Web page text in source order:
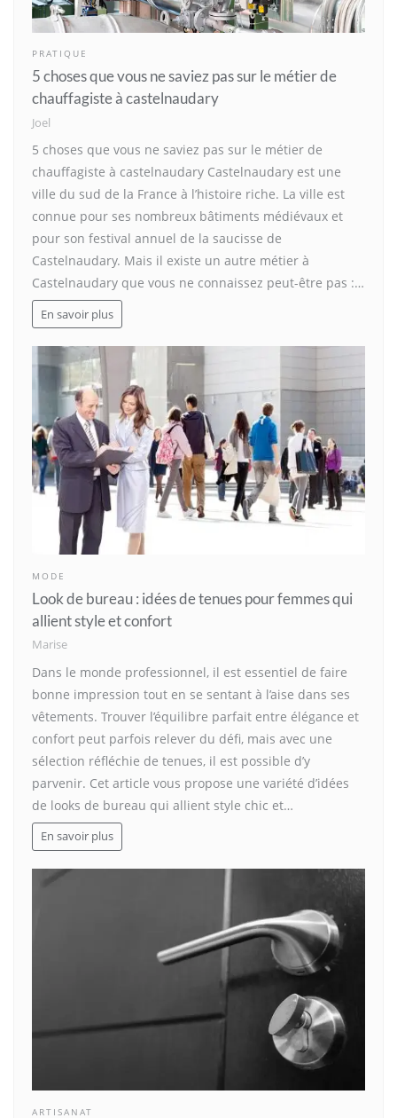
PRATIQUE
5 choses que vous ne saviez pas sur le métier de
chauffagiste à castelnaudary
Joel
5 choses que vous ne saviez pas sur le métier de
chauffagiste à castelnaudary Castelnaudary est une
ville du sud de la France à l’histoire riche. La ville est
connue pour ses nombreux bâtiments médiévaux et
pour son festival annuel de la saucisse de
Castelnaudary. Mais il existe un autre métier à
Castelnaudary que vous ne connaissez peut-être pas :…
En savoir plus
MODE
Look de bureau : idées de tenues pour femmes qui
allient style et confort
Marise
Dans le monde professionnel, il est essentiel de faire
bonne impression tout en se sentant à l’aise dans ses
vêtements. Trouver l’équilibre parfait entre élégance et
confort peut parfois relever du défi, mais avec une
sélection réfléchie de tenues, il est possible d’y
parvenir. Cet article vous propose une variété d’idées
de looks de bureau qui allient style chic et…
En savoir plus
ARTISANAT